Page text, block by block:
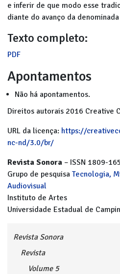
e inferir de que modo esse
diante do avanço da
Texto completo:
PDF
Apontamentos
Não há apontamentos.
Direitos autorais 2016 Creative
URL da licença: https://
nc-nd/3.0/br/
Revista Sonora – ISSN 1809-
Grupo de pesquisa Tecnologia,
Audiovisual
Instituto de Artes
Universidade Estadual de
Revista Sonora
Revista
Volume 5